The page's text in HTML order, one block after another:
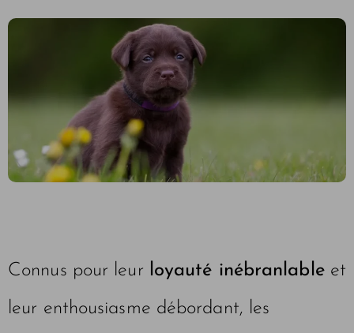
Connus pour leur loyauté inébranlableet
leur enthousiasme débordant, les